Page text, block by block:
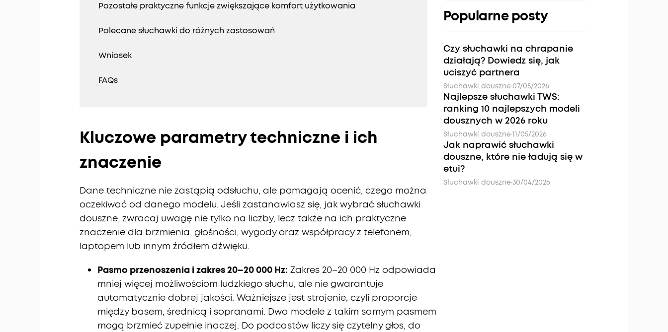
Pozostałe praktyczne funkcje zwiększające komfort użytkowania
Polecane słuchawki do różnych zastosowań
Wniosek
FAQs
Kluczowe parametry techniczne i ich
znaczenie
Dane techniczne nie zastąpią odsłuchu, ale pomagają ocenić, czego można
oczekiwać od danego modelu. Jeśli zastanawiasz się, jak wybrać słuchawki
douszne, zwracaj uwagę nie tylko na liczby, lecz także na ich praktyczne
znaczenie dla brzmienia, głośności, wygody oraz współpracy z telefonem,
laptopem lub innym źródłem dźwięku.
Pasmo przenoszenia i zakres 20–20 000 Hz: Zakres 20–20 000 Hz odpowiada
mniej więcej możliwościom ludzkiego słuchu, ale nie gwarantuje
automatycznie dobrej jakości. Ważniejsze jest strojenie, czyli proporcje
między basem, średnicą i sopranami. Dwa modele z takim samym pasmem
mogą brzmieć zupełnie inaczej. Do podcastów liczy się czytelny głos, do
Popularne posty
Czy słuchawki na chrapanie
działają? Dowiedz się, jak
uciszyć partnera
Słuchawki douszne·07/05/2026
Najlepsze słuchawki TWS:
ranking 10 najlepszych modeli
dousznych w 2026 roku
Słuchawki douszne·11/05/2026
Jak naprawić słuchawki
douszne, które nie ładują się w
etui?
Słuchawki douszne·30/04/2026